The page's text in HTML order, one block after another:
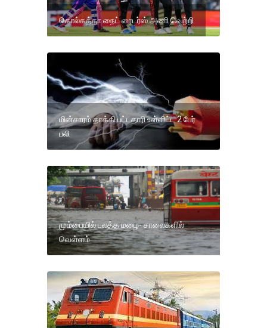
கொல்கத்தா நைட் ரைடர்ஸ் அணி வெற்றி
மின்சாரம் தாக்கி பட்டதாரி உள்ளிட்ட 2 பேர்
பலி
மும்பையில் பலத்த மழை- சாலைகளில்
வெள்ளம்